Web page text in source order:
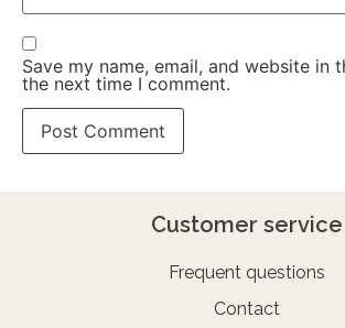
Save my name, email, and website in
the next time I comment.
Customer service
Frequent questions
Contact